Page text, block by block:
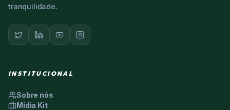
tranquilidade.
INSTITUCIONAL
Sobre nós
Mídia Kit